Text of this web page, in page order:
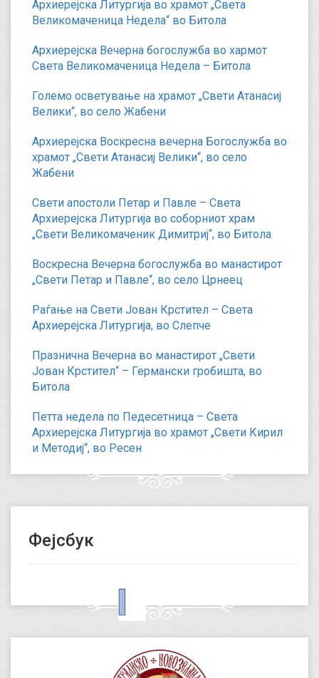
Архиерејска Литургија во храмот „Света
Великомаченица Недела“ во Битола
Архиерејска Вечерна богослужба во хармот
Света Великомаченица Недела – Битола
Големо осветување на храмот „Свети Атанасиј
Велики“, во село Жабени
Архиерејска Воскресна вечерна Богослужба во
храмот „Свети Атанасиј Велики“, во село
Жабени
Свети апостоли Петар и Павле – Света
Архиерејска Литургија во соборниот храм
„Свети Великомаченик Димитриј“, во Битола
Воскресна Вечерна богослужба во манастирот
„Свети Петар и Павле“, во село Црнеец
Раѓање на Свети Јован Крстител – Света
Архиерејска Литургија, во Слепче
Празнична Вечерна во манастирот „Свети
Јован Крстител“ – Германски гробишта, во
Битола
Петта недела по Педесетница – Света
Архиерејска Литургија во храмот „Свети Кирил
и Методиј“, во Ресен
Фејсбук